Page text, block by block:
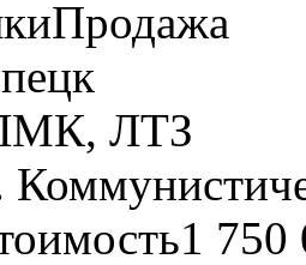
Продажа
ЛТЗ
1 750